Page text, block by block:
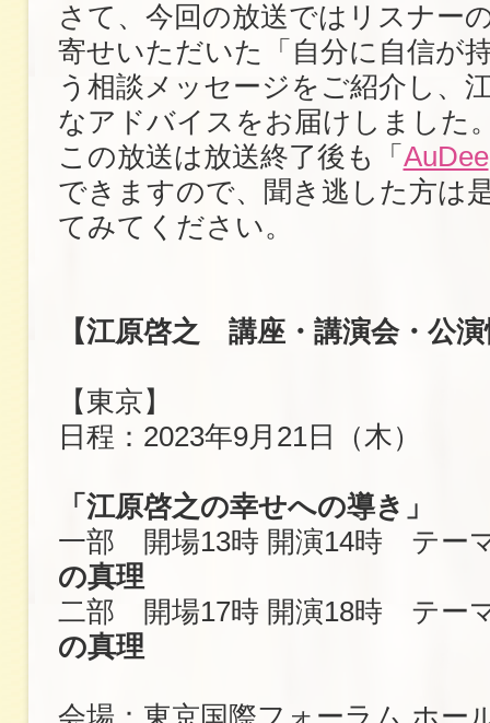
さて、今回の放送ではリスナー
寄せいただいた「自分に自信が
う相談メッセージをご紹介し、
なアドバイスをお届けしました
この放送は放送終了後も「 AuDee
できますので、聞き逃した方は
てみてください。
【江原啓之 講座・講演会・公
【東京】
日程：2023年9月21日（木）
「江原啓之の幸せへの導き」
一部 開場13時 開演14時 テー
の真理
二部 開場17時 開演18時 テー
の真理